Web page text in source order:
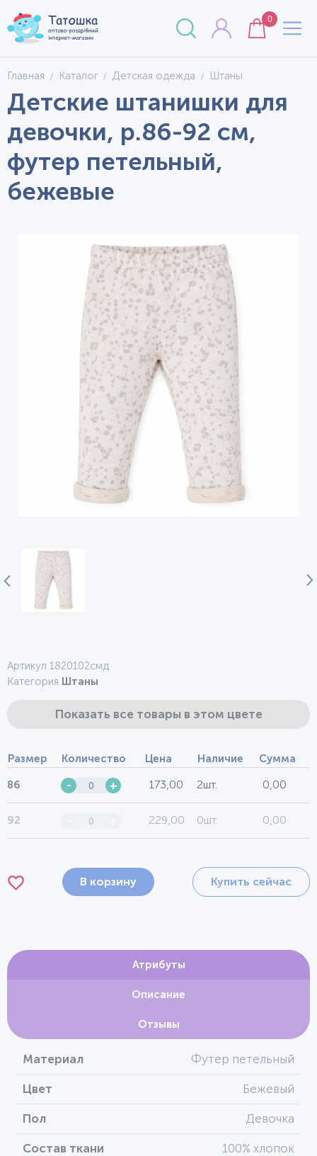
0
Главная Каталог Детская одежда Штаны
Детские штанишки для
девочки, р.86-92 см,
футер петельный,
бежевые
Артикул 1820102смд
Категория Штаны
Показать все товары в этом цвете
Размер Количество Цена Наличие Сумма
86 - + 173,00 2шт. 0,00
92 229,00 0шт. 0,00
В корзину Купить сейчас
Атрибуты
Описание
Отзывы
Материал Футер петельный
Цвет Бежевый
Пол Девочка
Состав ткани 100% хлопок